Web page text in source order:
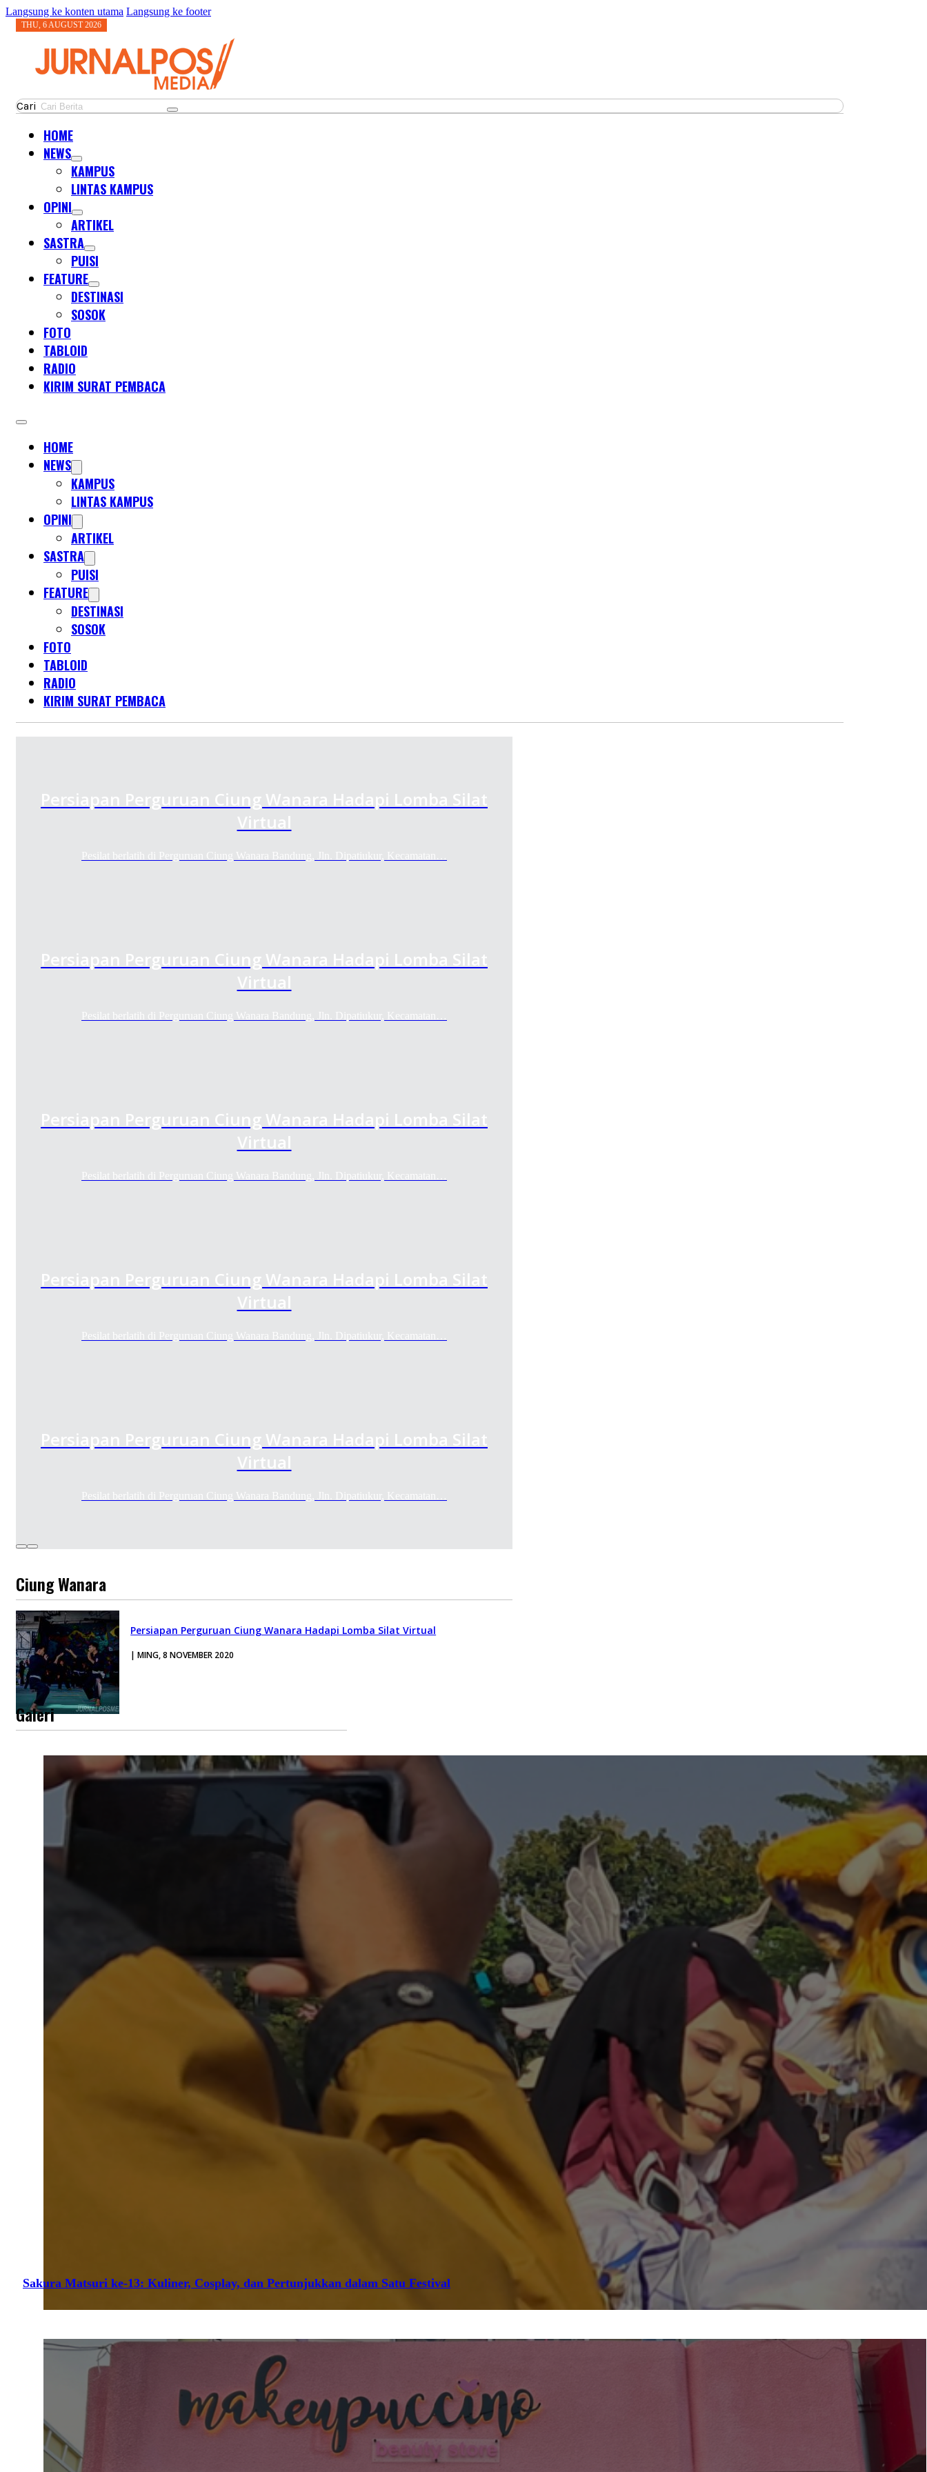
Langsung ke konten utama Langsung ke footer
THU, 6 AUGUST 2026
Cari
HOME
NEWS
KAMPUS
LINTAS KAMPUS
OPINI
ARTIKEL
SASTRA
PUISI
FEATURE
DESTINASI
SOSOK
FOTO
TABLOID
RADIO
KIRIM SURAT PEMBACA
HOME
NEWS
KAMPUS
LINTAS KAMPUS
OPINI
ARTIKEL
SASTRA
PUISI
FEATURE
DESTINASI
SOSOK
FOTO
TABLOID
RADIO
KIRIM SURAT PEMBACA
Persiapan Perguruan Ciung Wanara Hadapi Lomba Silat
Virtual
Pesilat berlatih di Perguruan Ciung Wanara Bandung, Jln. Dipatiukur, Kecamatan…
Persiapan Perguruan Ciung Wanara Hadapi Lomba Silat
Virtual
Pesilat berlatih di Perguruan Ciung Wanara Bandung, Jln. Dipatiukur, Kecamatan…
Persiapan Perguruan Ciung Wanara Hadapi Lomba Silat
Virtual
Pesilat berlatih di Perguruan Ciung Wanara Bandung, Jln. Dipatiukur, Kecamatan…
Persiapan Perguruan Ciung Wanara Hadapi Lomba Silat
Virtual
Pesilat berlatih di Perguruan Ciung Wanara Bandung, Jln. Dipatiukur, Kecamatan…
Persiapan Perguruan Ciung Wanara Hadapi Lomba Silat
Virtual
Pesilat berlatih di Perguruan Ciung Wanara Bandung, Jln. Dipatiukur, Kecamatan…
Ciung Wanara
Persiapan Perguruan Ciung Wanara Hadapi Lomba Silat Virtual
| MING, 8 NOVEMBER 2020
Galeri
Sakura Matsuri ke-13: Kuliner, Cosplay, dan Pertunjukkan dalam Satu Festival